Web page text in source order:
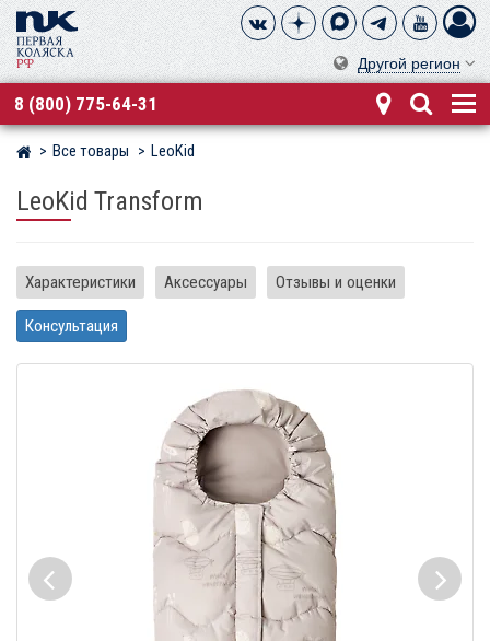
Другой регион
8 (800) 775-64-31
Магазин детских колясок
Все товары LeoKid
LeoKid Transform
Характеристики Аксессуары Отзывы и оценки
Консультация